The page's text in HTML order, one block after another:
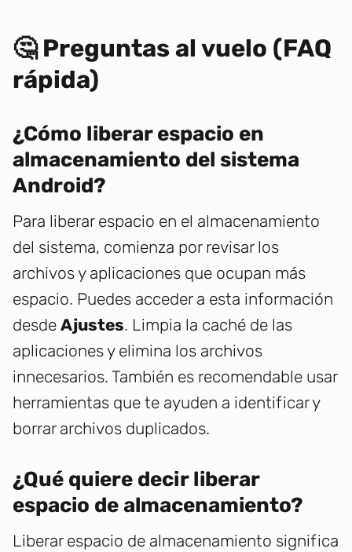
🤔 Preguntas al vuelo (FAQ
rápida)
¿Cómo liberar espacio en
almacenamiento del sistema
Android?
Para liberar espacio en el almacenamiento
del sistema, comienza por revisar los
archivos y aplicaciones que ocupan más
espacio. Puedes acceder a esta información
desde Ajustes. Limpia la caché de las
aplicaciones y elimina los archivos
innecesarios. También es recomendable usar
herramientas que te ayuden a identificar y
borrar archivos duplicados.
¿Qué quiere decir liberar
espacio de almacenamiento?
Liberar espacio de almacenamiento significa